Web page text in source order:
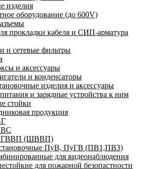
изделия
оборудование (до 600V)
прокладки кабеля и СИП-арматура
и сетевые фильтры
и аксессуары
и конденсаторы
изделия и аксессуары
и зарядные устройства к ним
стойки
продукция
(ШВВП)
ПуВ, ПуГВ (ПВ1,ПВ3)
для видеонаблюдения
для пожарной безопастности